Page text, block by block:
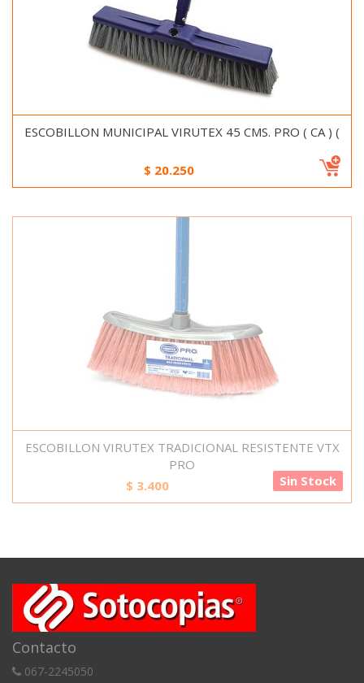
ESCOBILLON MUNICIPAL VIRUTEX 45 CMS. PRO ( CA ) (
$ 20.250
ESCOBILLON VIRUTEX TRADICIONAL RESISTENTE VTX
PRO
$ 3.400 Sin Stock
Contacto
067-2245050